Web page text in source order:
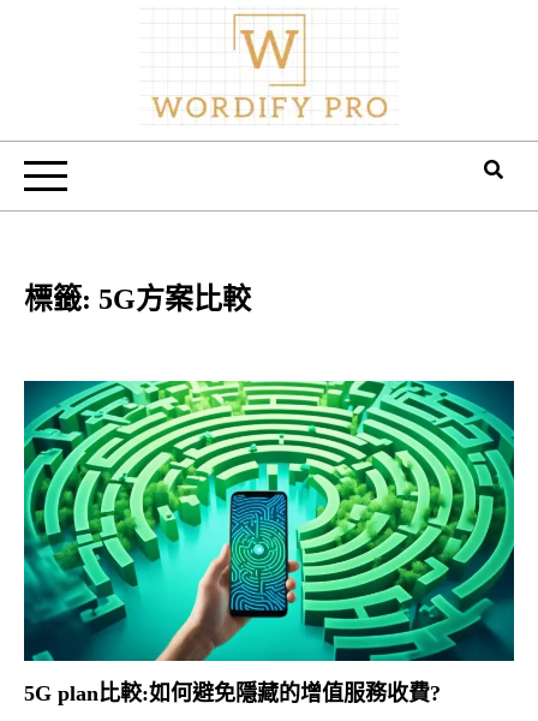
Wordify Pro
標籤: 5G方案比較
5G plan比較:如何避免隱藏的增值服務收費?